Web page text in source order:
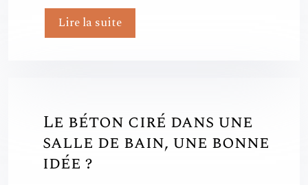
Lire la suite
Le béton ciré dans une
salle de bain, une bonne
idée ?